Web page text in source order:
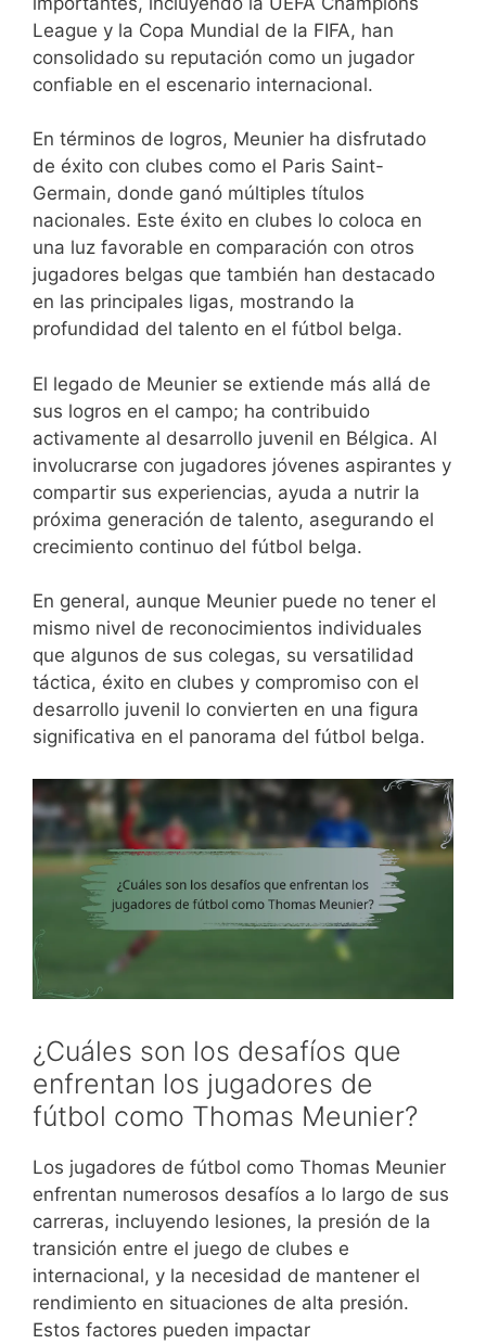
League y la Copa Mundial de la FIFA, han
consolidado su reputación como un jugador
confiable en el escenario internacional.
En términos de logros, Meunier ha disfrutado
de éxito con clubes como el Paris Saint-
Germain, donde ganó múltiples títulos
nacionales. Este éxito en clubes lo coloca en
una luz favorable en comparación con otros
jugadores belgas que también han destacado
en las principales ligas, mostrando la
profundidad del talento en el fútbol belga.
El legado de Meunier se extiende más allá de
sus logros en el campo; ha contribuido
activamente al desarrollo juvenil en Bélgica. Al
involucrarse con jugadores jóvenes aspirantes y
compartir sus experiencias, ayuda a nutrir la
próxima generación de talento, asegurando el
crecimiento continuo del fútbol belga.
En general, aunque Meunier puede no tener el
mismo nivel de reconocimientos individuales
que algunos de sus colegas, su versatilidad
táctica, éxito en clubes y compromiso con el
desarrollo juvenil lo convierten en una figura
significativa en el panorama del fútbol belga.
¿Cuáles son los desafíos que
enfrentan los jugadores de
fútbol como Thomas Meunier?
Los jugadores de fútbol como Thomas Meunier
enfrentan numerosos desafíos a lo largo de sus
carreras, incluyendo lesiones, la presión de la
transición entre el juego de clubes e
internacional, y la necesidad de mantener el
rendimiento en situaciones de alta presión.
Estos factores pueden impactar